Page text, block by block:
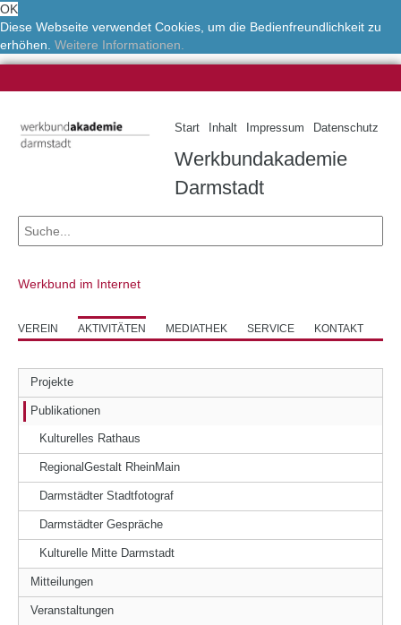
OK
Diese Webseite verwendet Cookies, um die Bedienfreundlichkeit zu
erhöhen. Weitere Informationen.
Start Inhalt Impressum Datenschutz
Werkbundakademie
Darmstadt
Werkbund im Internet
VEREIN AKTIVITÄTEN MEDIATHEK SERVICE KONTAKT
Projekte
Publikationen
Kulturelles Rathaus
RegionalGestalt RheinMain
Darmstädter Stadtfotograf
Darmstädter Gespräche
Kulturelle Mitte Darmstadt
Mitteilungen
Veranstaltungen